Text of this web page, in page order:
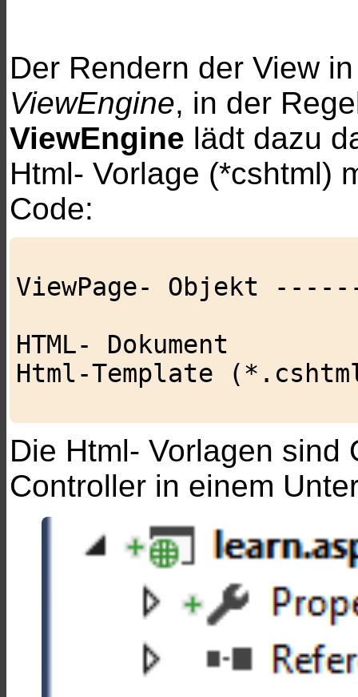
Der Rendern der View
ViewEngine, in der
ViewEngine lädt dazu
Html- Vorlage (*cshtml)
Code:
ViewPage- Objekt
HTML- Dokument
Html-Template
Die Html- Vorlagen sind
Controller in einem